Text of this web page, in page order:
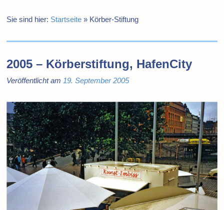
Sie sind hier: Startseite » Körber-Stiftung
2005 – Körberstiftung, HafenCity
Veröffentlicht am 19. September 2005